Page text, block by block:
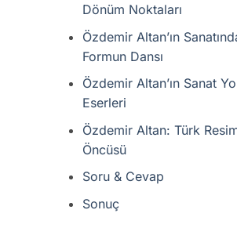
Dönüm Noktaları
Özdemir Altan’ın
Formun Dansı
Özdemir Altan’ın Sanat
Eserleri
Özdemir Altan: Türk Resim
Öncüsü
Soru & Cevap
Sonuç